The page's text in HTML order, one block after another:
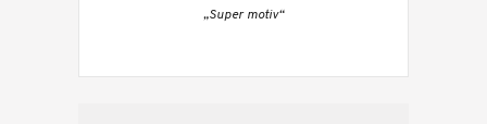
„Super motiv“